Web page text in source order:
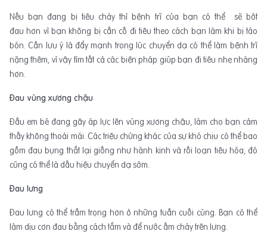
Nếu bạn đang bị tiêu chảy thì bệnh trĩ của bạn có thể sẽ bớt
đau hơn vì bạn không bị cần cố đi tiêu theo cách bạn làm khi bị táo
bón. Cần lưu ý là đẩy mạnh trong lúc chuyển dạ có thể làm bệnh trĩ
nặng thêm, vì vậy tìm tất cả các biện pháp giúp bạn đi tiêu nhẹ nhàng
hơn.
Đau vùng xương chậu
Đầu em bé đang gây áp lực lên vùng xương chậu, làm cho bạn cảm
thấy không thoải mái. Các triệu chứng khác của sự khó chịu có thể bao
gồm đau bụng thắt lại giống như hành kinh và rối loạn tiêu hóa, đó
cũng có thể là dấu hiệu chuyển dạ sớm.
Đau lưng
Đau lưng có thể trầm trọng hơn ở những tuần cuối cùng. Bạn có thể
làm dịu cơn đau bằng cách tắm và để nước ấm chảy trên lưng.